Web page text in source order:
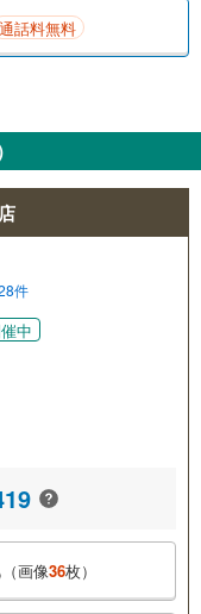
通話料無料
件
中
（画像36枚）